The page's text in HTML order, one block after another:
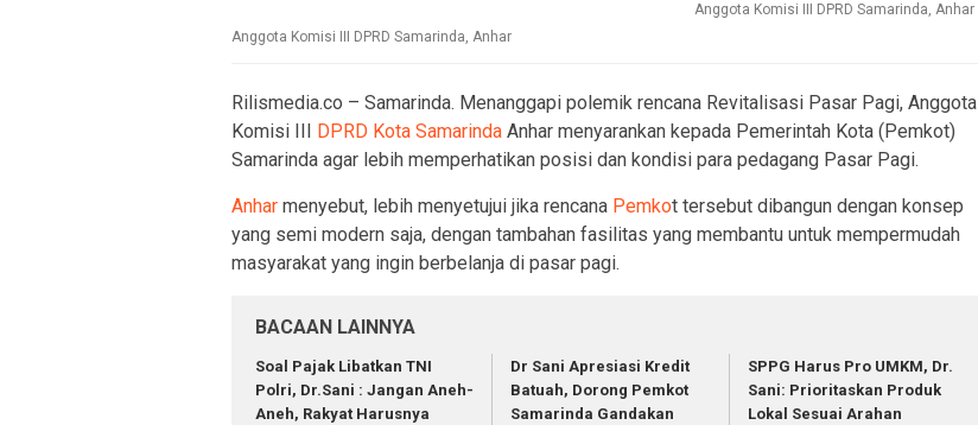
Anggota Komisi III DPRD Samarinda, Anhar
Anggota Komisi III DPRD Samarinda, Anhar
Rilismedia.co – Samarinda. Menanggapi polemik rencana Revitalisasi Pasar Pagi, Anggota
Komisi III
DPRD Kota Samarinda Anhar menyarankan kepada Pemerintah Kota (Pemkot)
Samarinda agar lebih memperhatikan posisi dan kondisi para pedagang Pasar Pagi.
Anhar menyebut, lebih menyetujui jika rencana Pemkot tersebut dibangun dengan konsep
yang semi modern saja, dengan tambahan fasilitas yang membantu untuk mempermudah
masyarakat yang ingin berbelanja di pasar pagi.
BACAAN LAINNYA
Soal Pajak Libatkan TNI
Polri, Dr.Sani : Jangan Aneh-
Aneh, Rakyat Harusnya
Dr Sani Apresiasi Kredit
Batuah, Dorong Pemkot
Samarinda Gandakan
SPPG Harus Pro UMKM, Dr.
Sani: Prioritaskan Produk
Lokal Sesuai Arahan